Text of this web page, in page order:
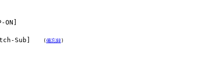
Sub]
(備忘録)